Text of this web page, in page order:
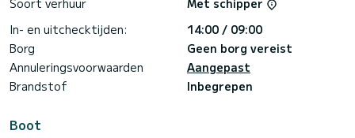
Geniet van 7 nachten aan boord van het luxe jacht en verken
verken de oude stad Split en dompel uzelf onder in de lokale
geschiedenis in Dubrovnik.
Met dit alles bij elkaar zal een cruise op MS Yolo voor u zulke
In- en uitchecktijden:
14:00 / 09:00
Borg
Geen borg vereist
Annuleringsvoorwaarden
Aangepast
Brandstof
Inbegrepen
Boot